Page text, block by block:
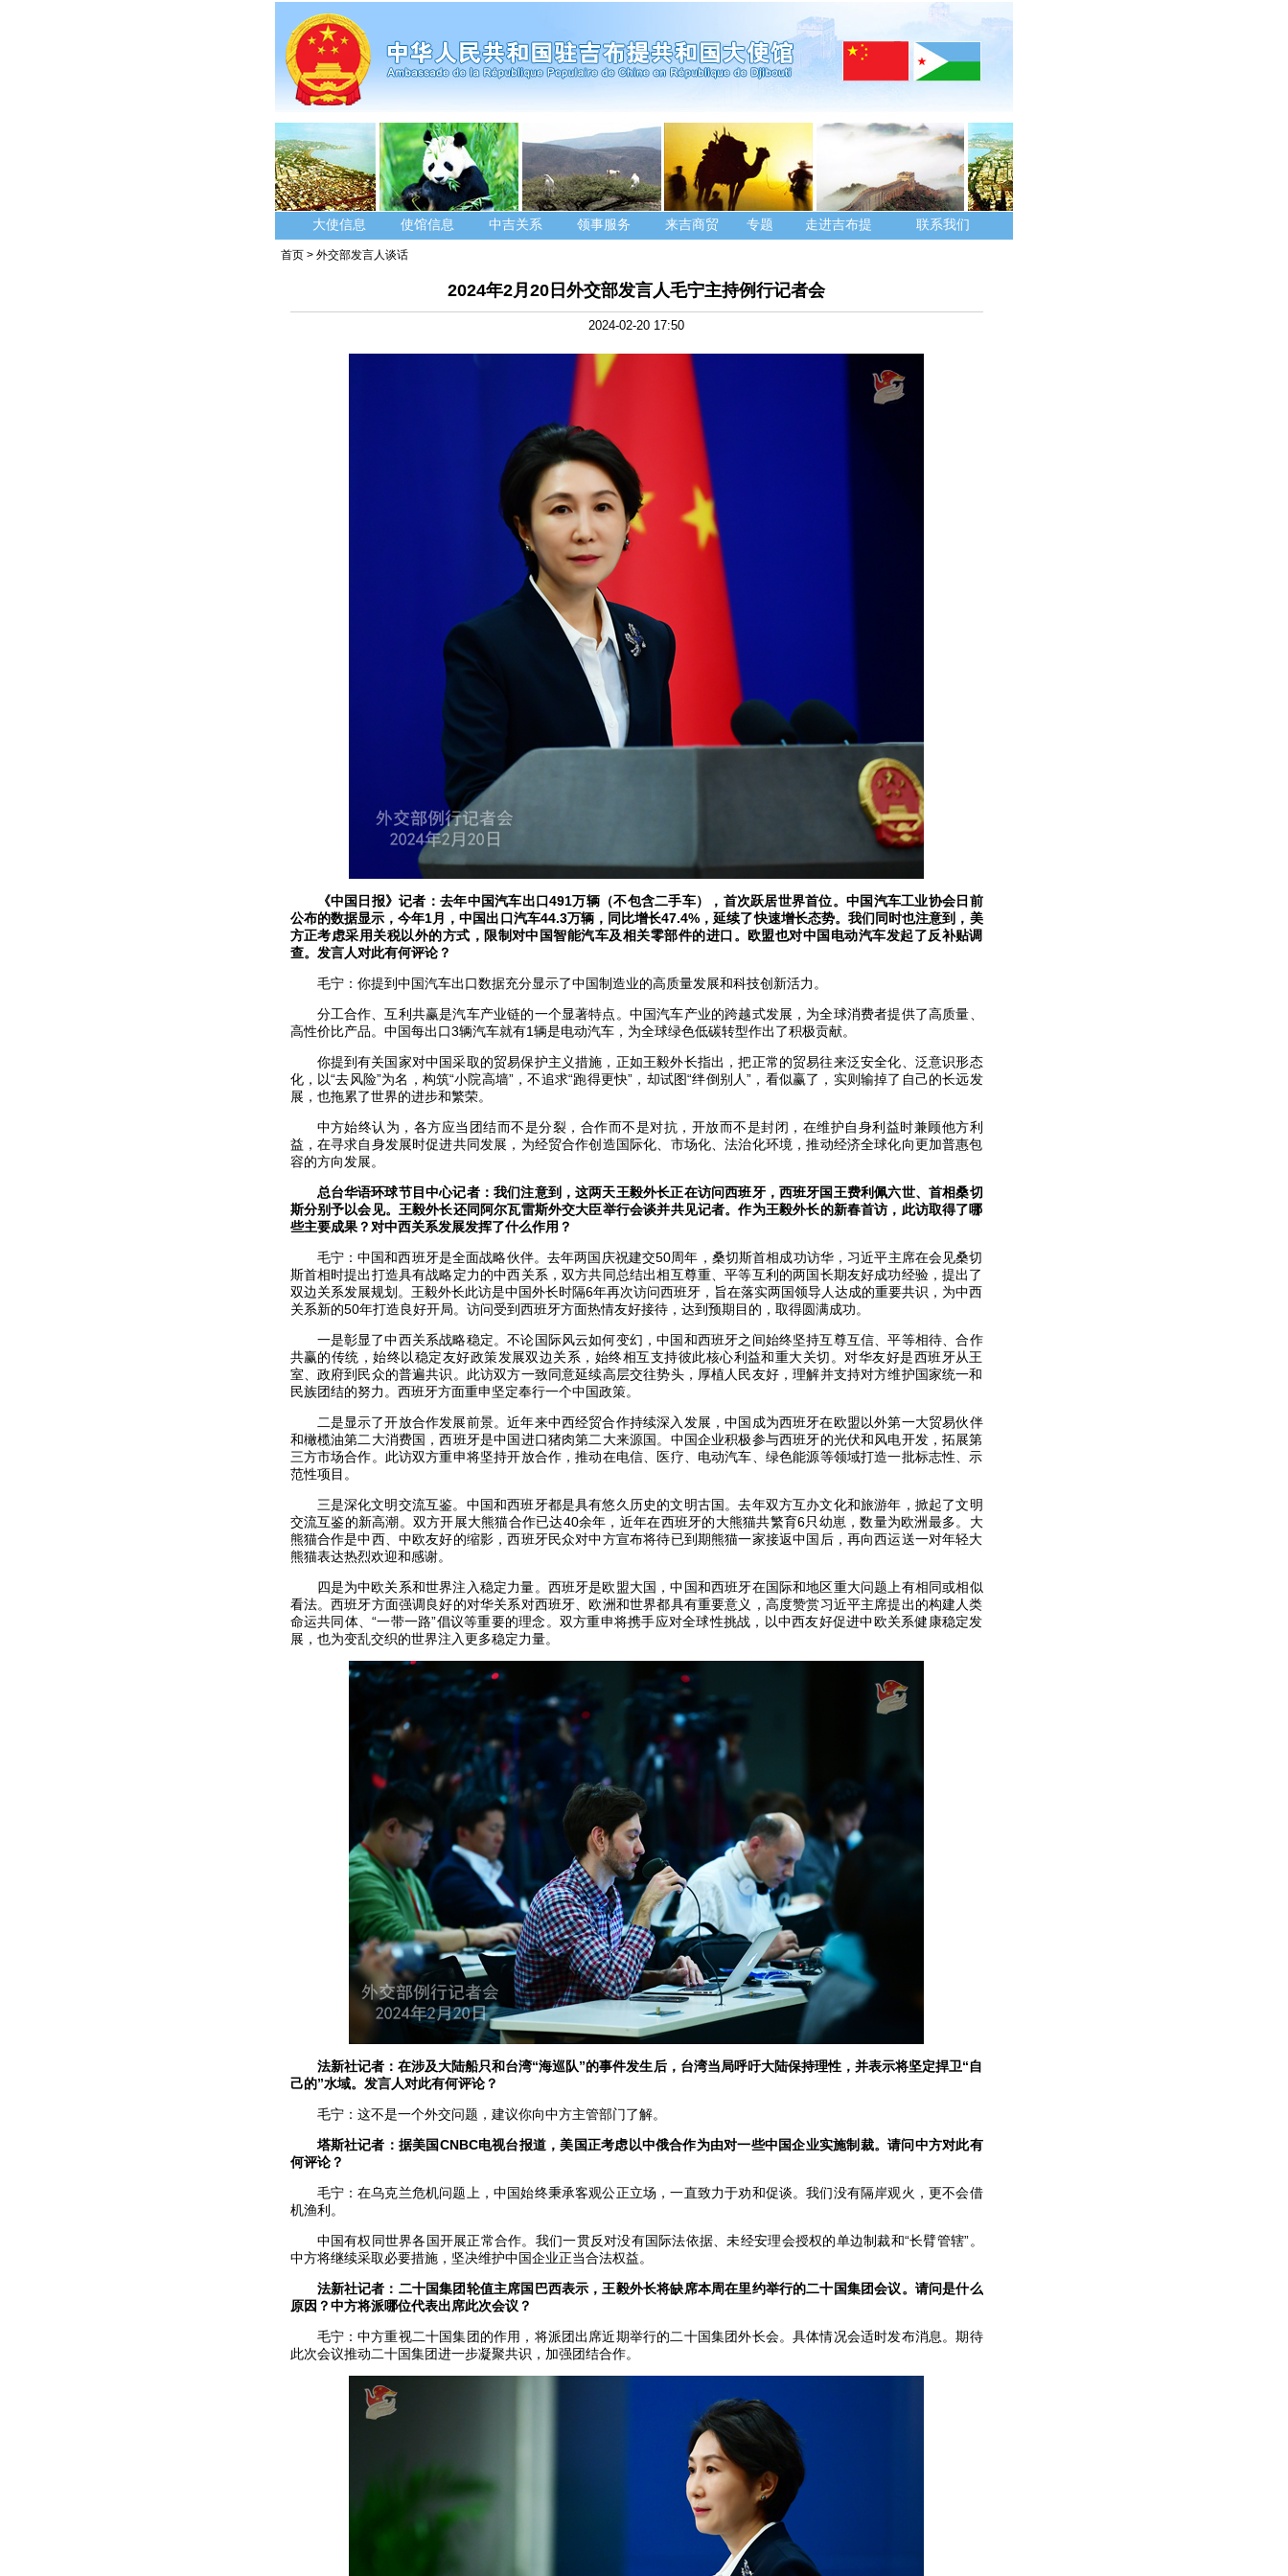
大使信息 使馆信息 中吉关系 领事服务 来吉商贸 专题 走进吉布提 联系我们
首页 > 外交部发言人谈话
2024年2月20日外交部发言人毛宁主持例行记者会
2024-02-20 17:50
《中国日报》记者：去年中国汽车出口491万辆（不包含二手车），首次跃居世界首位。中国汽车工业协会日前
公布的数据显示，今年1月，中国出口汽车44.3万辆，同比增长47.4%，延续了快速增长态势。我们同时也注意到，美
方正考虑采用关税以外的方式，限制对中国智能汽车及相关零部件的进口。欧盟也对中国电动汽车发起了反补贴调
查。发言人对此有何评论？
毛宁：你提到中国汽车出口数据充分显示了中国制造业的高质量发展和科技创新活力。
分工合作、互利共赢是汽车产业链的一个显著特点。中国汽车产业的跨越式发展，为全球消费者提供了高质量、
高性价比产品。中国每出口3辆汽车就有1辆是电动汽车，为全球绿色低碳转型作出了积极贡献。
你提到有关国家对中国采取的贸易保护主义措施，正如王毅外长指出，把正常的贸易往来泛安全化、泛意识形态
化，以“去风险”为名，构筑“小院高墙”，不追求“跑得更快”，却试图“绊倒别人”，看似赢了，实则输掉了自己的长远发
展，也拖累了世界的进步和繁荣。
中方始终认为，各方应当团结而不是分裂，合作而不是对抗，开放而不是封闭，在维护自身利益时兼顾他方利
益，在寻求自身发展时促进共同发展，为经贸合作创造国际化、市场化、法治化环境，推动经济全球化向更加普惠包
容的方向发展。
总台华语环球节目中心记者：我们注意到，这两天王毅外长正在访问西班牙，西班牙国王费利佩六世、首相桑切
斯分别予以会见。王毅外长还同阿尔瓦雷斯外交大臣举行会谈并共见记者。作为王毅外长的新春首访，此访取得了哪
些主要成果？对中西关系发展发挥了什么作用？
毛宁：中国和西班牙是全面战略伙伴。去年两国庆祝建交50周年，桑切斯首相成功访华，习近平主席在会见桑切
斯首相时提出打造具有战略定力的中西关系，双方共同总结出相互尊重、平等互利的两国长期友好成功经验，提出了
双边关系发展规划。王毅外长此访是中国外长时隔6年再次访问西班牙，旨在落实两国领导人达成的重要共识，为中西
关系新的50年打造良好开局。访问受到西班牙方面热情友好接待，达到预期目的，取得圆满成功。
一是彰显了中西关系战略稳定。不论国际风云如何变幻，中国和西班牙之间始终坚持互尊互信、平等相待、合作
共赢的传统，始终以稳定友好政策发展双边关系，始终相互支持彼此核心利益和重大关切。对华友好是西班牙从王
室、政府到民众的普遍共识。此访双方一致同意延续高层交往势头，厚植人民友好，理解并支持对方维护国家统一和
民族团结的努力。西班牙方面重申坚定奉行一个中国政策。
二是显示了开放合作发展前景。近年来中西经贸合作持续深入发展，中国成为西班牙在欧盟以外第一大贸易伙伴
和橄榄油第二大消费国，西班牙是中国进口猪肉第二大来源国。中国企业积极参与西班牙的光伏和风电开发，拓展第
三方市场合作。此访双方重申将坚持开放合作，推动在电信、医疗、电动汽车、绿色能源等领域打造一批标志性、示
范性项目。
三是深化文明交流互鉴。中国和西班牙都是具有悠久历史的文明古国。去年双方互办文化和旅游年，掀起了文明
交流互鉴的新高潮。双方开展大熊猫合作已达40余年，近年在西班牙的大熊猫共繁育6只幼崽，数量为欧洲最多。大
熊猫合作是中西、中欧友好的缩影，西班牙民众对中方宣布将待已到期熊猫一家接返中国后，再向西运送一对年轻大
熊猫表达热烈欢迎和感谢。
四是为中欧关系和世界注入稳定力量。西班牙是欧盟大国，中国和西班牙在国际和地区重大问题上有相同或相似
看法。西班牙方面强调良好的对华关系对西班牙、欧洲和世界都具有重要意义，高度赞赏习近平主席提出的构建人类
命运共同体、“一带一路”倡议等重要的理念。双方重申将携手应对全球性挑战，以中西友好促进中欧关系健康稳定发
展，也为变乱交织的世界注入更多稳定力量。
法新社记者：在涉及大陆船只和台湾“海巡队”的事件发生后，台湾当局呼吁大陆保持理性，并表示将坚定捍卫“自
己的”水域。发言人对此有何评论？
毛宁：这不是一个外交问题，建议你向中方主管部门了解。
塔斯社记者：据美国CNBC电视台报道，美国正考虑以中俄合作为由对一些中国企业实施制裁。请问中方对此有
何评论？
毛宁：在乌克兰危机问题上，中国始终秉承客观公正立场，一直致力于劝和促谈。我们没有隔岸观火，更不会借
机渔利。
中国有权同世界各国开展正常合作。我们一贯反对没有国际法依据、未经安理会授权的单边制裁和“长臂管辖”。
中方将继续采取必要措施，坚决维护中国企业正当合法权益。
法新社记者：二十国集团轮值主席国巴西表示，王毅外长将缺席本周在里约举行的二十国集团会议。请问是什么
原因？中方将派哪位代表出席此次会议？
毛宁：中方重视二十国集团的作用，将派团出席近期举行的二十国集团外长会。具体情况会适时发布消息。期待
此次会议推动二十国集团进一步凝聚共识，加强团结合作。